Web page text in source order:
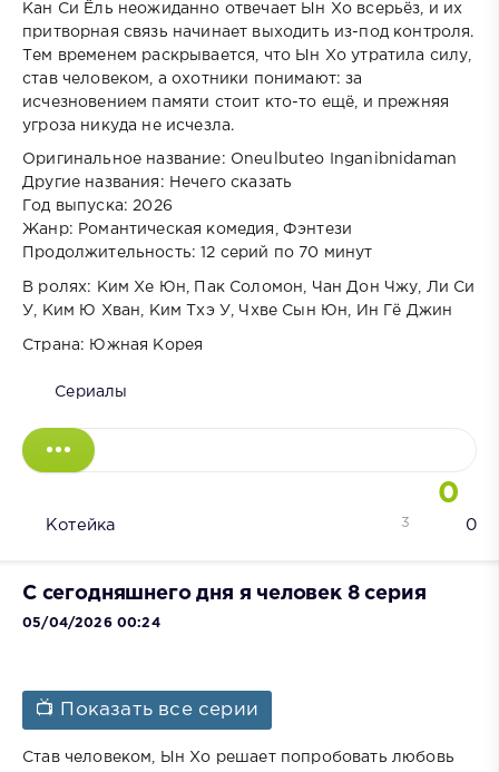
Кан Си Ёль неожиданно отвечает Ын Хо всерьёз, и их
притворная связь начинает выходить из-под контроля.
Тем временем раскрывается, что Ын Хо утратила силу,
став человеком, а охотники понимают: за
исчезновением памяти стоит кто-то ещё, и прежняя
угроза никуда не исчезла.
Оригинальное название: Oneulbuteo Inganibnidaman
Другие названия: Нечего сказать
Год выпуска: 2026
Жанр: Романтическая комедия, Фэнтези
Продолжительность: 12 серий по 70 минут
В ролях: Ким Хе Юн, Пак Соломон, Чан Дон Чжу, Ли Си
У, Ким Ю Хван, Ким Тхэ У, Чхве Сын Юн, Ин Гё Джин
Страна: Южная Корея
Сериалы
0
Котейка 0
3
С сегодняшнего дня я человек 8 серия
05/04/2026 00:24
📺 Показать все серии
Став человеком, Ын Хо решает попробовать любовь